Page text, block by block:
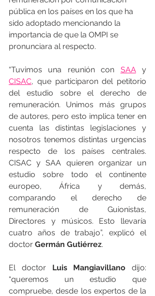
pública en los países en los que ha
sido adoptado mencionando la
importancia de que la OMPI se
pronunciara al respecto.
“Tuvimos una reunión con SAA
CISAC, que participaron del petitorio
del estudio sobre el derecho de
remuneración. Unimos más grupos
de autores, pero esto implica tener en
cuenta las distintas legislaciones y
nosotros tenemos distintas urgencias
respecto de los países centrales.
CISAC y SAA quieren organizar un
estudio sobre todo el continente
europeo, África y demás,
comparando el derecho de
remuneración de Guionistas,
Directores y músicos. Esto llevaría
cuatro años de trabajo”, explicó el
doctor Germán Gutiérrez.
El doctor Luis Mangiavillano dijo:
“queremos un estudio que
compruebe, desde los expertos de la